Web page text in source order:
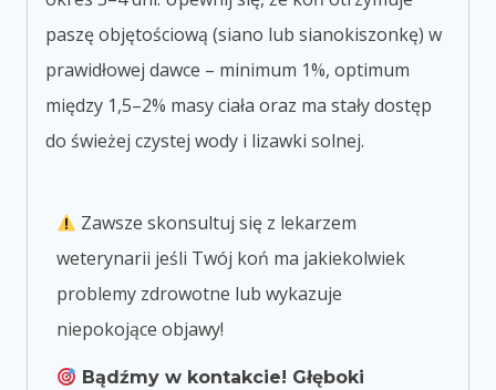
paszęobjętościową (siano lub sianokiszonkę) w
prawidłowej dawce – minimum 1%, optimum
między 1,5–2% masy ciała oraz ma stały dostęp
do świeżej czystej wody i lizawki solnej.
Zawsze skonsultuj się z lekarzem
weterynarii jeśli Twój koń ma jakiekolwiek
problemy zdrowotne lub wykazuje
niepokojące objawy!
Bądźmy w kontakcie! Głęboki